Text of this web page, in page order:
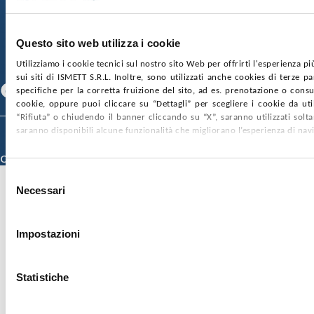
Questo sito web utilizza i cookie
Utilizziamo i cookie tecnici sul nostro sito Web per offrirti l'esperienza
sui siti di ISMETT S.R.L. Inoltre, sono utilizzati anche cookies di terze
specifiche per la corretta fruizione del sito, ad es. prenotazione o
cookie, oppure puoi cliccare su “Dettagli” per scegliere i cookie da
“Rifiuta” o chiudendo il banner cliccando su “X”, saranno utilizzati
saranno disponibili alcune funzionalità che migliorano l’esperienza di
delNecessari
Impostazioni
Statistiche
GARE E CONTRATTIPRIVACYCOOKIE POLICY
CONTATTI
SEGUICI SU
Facebook Linkedin Youtube
© 2026 ISMETT (Istituto Mediterraneo per i Trapianti e Terapie ad Alta
Credits